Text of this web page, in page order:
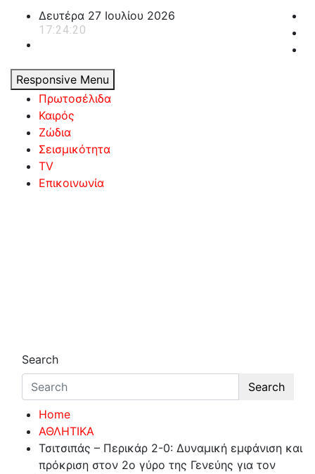
content
Δευτέρα 27 Ιουλίου 2026
17:24:21
Responsive Menu
Πρωτοσέλιδα
Καιρός
Ζώδια
Σεισμικότητα
TV
Επικοινωνία
Search
Search
Home
ΑΘΛΗΤΙΚΑ
Τσιτσιπάς – Περικάρ 2-0: Δυναμική εμφάνιση και
πρόκριση στον 2ο γύρο της Γενεύης για τον